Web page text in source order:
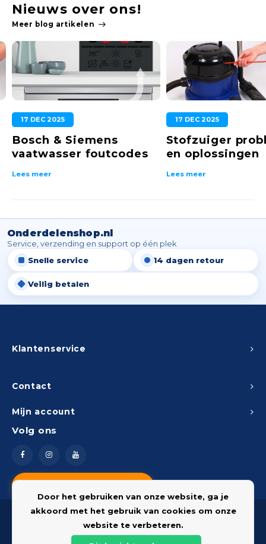
Nieuws over ons!
Meer blog artikelen
17 DEC 2025
Bosch & Siemens
vaatwasser foutcodes
Lees meer
17 DEC 2025
Stofzuiger
en oplossingen
Lees meer
Onderdelenshop.nl
Service, verzending en support op één plek
Snelle service
14 dagen retour
Veilig betalen
Contact
Klantenservice
Mijn account
Volg ons
Door het gebruiken van onze website, ga je
akkoord met het gebruik van cookies om onze
website te verbeteren.